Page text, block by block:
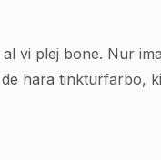
vi plej bone. Nur
hara tinkturfarbo,